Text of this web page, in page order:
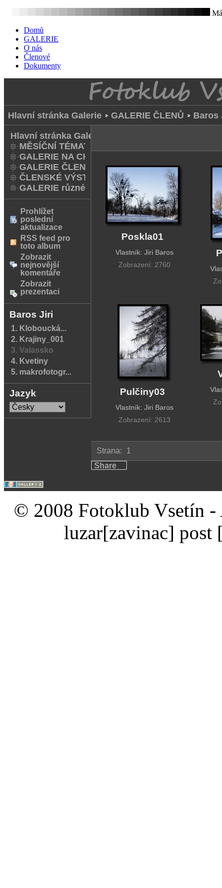
Domů
GALERIE
O nás
Členové
Dokumenty
Hlavní stránka Galerie GALERIE ČLENŮ Baros
Hlavní stránka Galerie
MĚSÍČNÍ TÉMATA
GALERIE NA CHODNÍKU
GALERIE ČLENŮ
ČLENSKÉ VÝSTAVY A FOTO Q
GALERIE různé
Prohlížet
poslední
aktualizace
RSS feed pro
toto album
Zobrazit
nejnovější
komentáře
Zobrazit
prezentaci
Baros Jiri
1. Kloboucká...
2. Krajiny_001
3. Valassko
4. Kvetiny
5. makrofotogr...
Jazyk
Poskla01
Vlastník: Jiri Baros
Zobrazení: 2760
Pulčiny03
Vlastník: Jiri Baros
Zobrazení: 2613
Strana:
1
Share
© 2008 Fotoklub Vsetín -
luzar[zavinac] post